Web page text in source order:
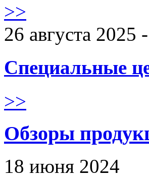
>>
26 августа 2025
Специальные
>>
Обзоры
18 июня 2024